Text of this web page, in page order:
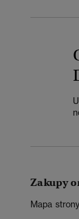
Zakupy
Mapa strony